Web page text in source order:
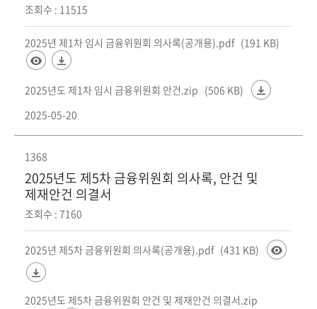
조회수 : 11515
2025년 제1차 임시 금융위원회 의사록(공개용).pdf (191 KB)
2025년도 제1차 임시 금융위원회 안건.zip (506 KB)
2025-05-20
1368
2025년도 제5차 금융위원회 의사록, 안건 및
제재안건 의결서
조회수 : 7160
2025년 제5차 금융위원회 의사록(공개용).pdf (431 KB)
2025년도 제5차 금융위원회 안건 및 제재안건 의결서.zip